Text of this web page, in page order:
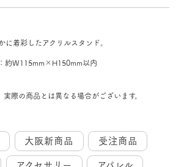
に着彩したアクリルスタンド。
約W115mm×H150mm以内
際の商品とは異なる場合がございます。
大阪新商品 受注商品